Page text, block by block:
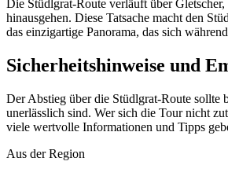
Die Stüdlgrat-Route verläuft über
hinausgehen. Diese Tatsache macht den
das einzigartige Panorama, das sich
Sicherheitshinweise und
Der Abstieg über die Stüdlgrat-Route sollte
unerlässlich sind. Wer sich die Tour nicht
viele wertvolle Informationen und Tipps
Aus der Region